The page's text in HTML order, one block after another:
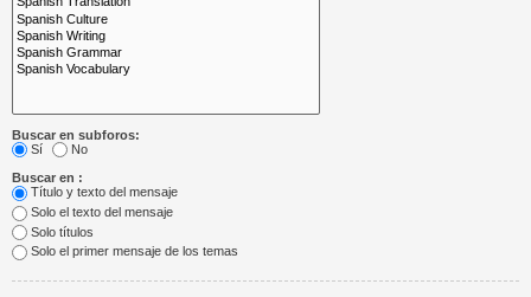
Buscar en subforos:
Sí
No
Buscar en :
Título y texto del mensaje
Solo el texto del mensaje
Solo títulos
Solo el primer mensaje de los temas